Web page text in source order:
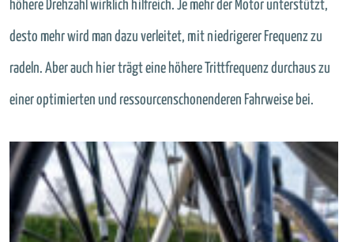
höhere Drehzahl wirklich hilfreich. Je mehr der Motor unterstützt,
desto mehr wird man dazu verleitet, mit niedrigerer Frequenz zu
radeln. Aber auch hier trägt eine höhere Trittfrequenz durchaus zu
einer optimierten und ressourcenschonenderen Fahrweise bei.